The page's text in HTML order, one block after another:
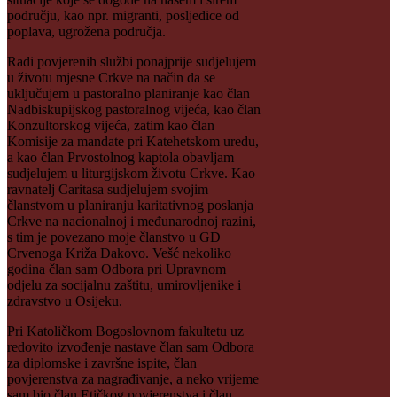
području, kao npr. migranti, posljedice od
poplava, ugrožena područja.
Radi povjerenih službi ponajprije sudjelujem
u životu mjesne Crkve na način da se
uključujem u pastoralno planiranje kao član
Nadbiskupijskog pastoralnog vijeća, kao član
Konzultorskog vijeća, zatim kao član
Komisije za mandate pri Katehetskom uredu,
a kao član Prvostolnog kaptola obavljam
sudjelujem u liturgijskom životu Crkve. Kao
ravnatelj Caritasa sudjelujem svojim
članstvom u planiranju karitativnog poslanja
Crkve na nacionalnoj i međunarodnoj razini,
s tim je povezano moje članstvo u GD
Crvenoga Križa Đakovo. Vešć nekoliko
godina član sam Odbora pri Upravnom
odjelu za socijalnu zaštitu, umirovljenike i
zdravstvo u Osijeku.
Pri Katoličkom Bogoslovnom fakultetu uz
redovito izvođenje nastave član sam Odbora
za diplomske i završne ispite, član
povjerenstva za nagrađivanje, a neko vrijeme